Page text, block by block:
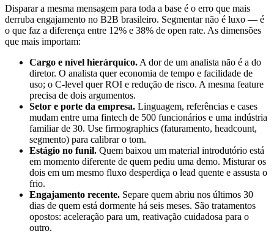
Disparar a mesma mensagem para toda a base é o erro que mais
derruba engajamento no B2B brasileiro. Segmentar não é luxo — é
o que faz a diferença entre 12% e 38% de open rate. As dimensões
que mais importam:
Cargo e nível hierárquico. A dor de um analista não é a do
diretor. O analista quer economia de tempo e facilidade de
uso; o C-level quer ROI e redução de risco. A mesma feature
precisa de dois argumentos.
Setor e porte da empresa. Linguagem, referências e cases
mudam entre uma fintech de 500 funcionários e uma indústria
familiar de 30. Use firmographics (faturamento, headcount,
segmento) para calibrar o tom.
Estágio no funil. Quem baixou um material introdutório está
em momento diferente de quem pediu uma demo. Misturar os
dois em um mesmo fluxo desperdiça o lead quente e assusta o
frio.
Engajamento recente. Separe quem abriu nos últimos 30
dias de quem está dormente há seis meses. São tratamentos
opostos: aceleração para um, reativação cuidadosa para o
outro.